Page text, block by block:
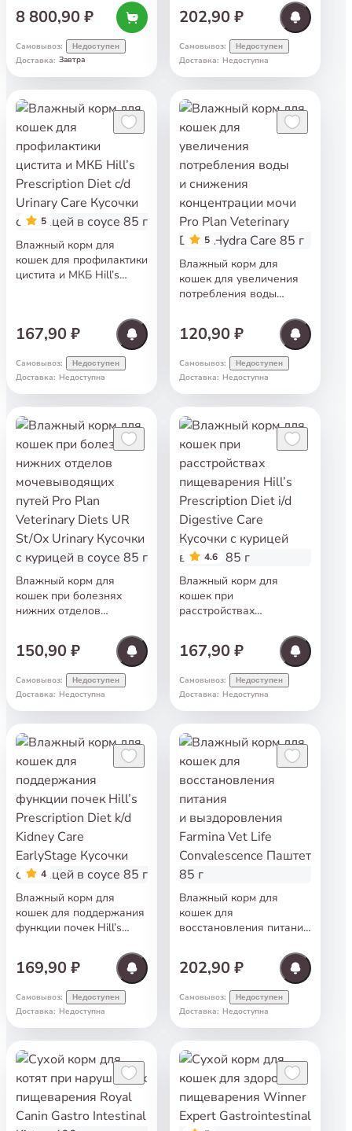
8 800,90 ₽
Самовывоз: Недоступен
Доставка: Завтра
202,90 ₽
Самовывоз: Недоступен
Доставка: Недоступна
5
Влажный корм для
кошек для профилактики
цистита и МКБ Hill’s
с курицей в соусе 85 г
167,90 ₽
Самовывоз: Недоступен
Доставка: Недоступна
5
Влажный корм для
кошек для увеличения
потребления воды
концентрации мочи Pro
Plan Veterinary Diets
Hydra Care 85 г
120,90 ₽
Самовывоз: Недоступен
Доставка: Недоступна
Влажный корм для
кошек при болезнях
нижних отделов
Diets UR St/Ox Urinary
Кусочки с курицей
в соусе 85 г
150,90 ₽
Самовывоз: Недоступен
Доставка: Недоступна
4.6
Влажный корм для
кошек при
расстройствах
Digestive Care Кусочки
с курицей в соусе 85 г
167,90 ₽
Самовывоз: Недоступен
Доставка: Недоступна
4
Влажный корм для
кошек для поддержания
функции почек Hill’s
Kidney Care EarlyStage
Кусочки с курицей
в соусе 85 г
169,90 ₽
Самовывоз: Недоступен
Доставка: Недоступна
Влажный корм для
кошек для
восстановления питания
Convalescence Паштет
202,90 ₽
Самовывоз: Недоступен
Доставка: Недоступна